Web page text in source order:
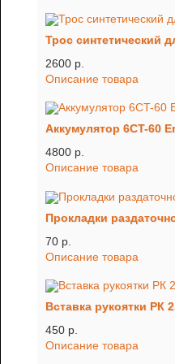
Трос синтетический
2600 p.
Описание товара
Аккумулятор 6CT-60
4800 p.
Описание товара
Прокладки
70 p.
Описание товара
Вставка рукоятки РК
450 p.
Описание товара